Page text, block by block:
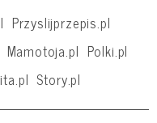
Przyslijprzepis.pl
Mamotoja.pl Polki.pl
Story.pl